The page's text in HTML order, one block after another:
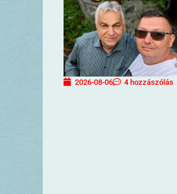
2026-08-06 4 hozzászólás